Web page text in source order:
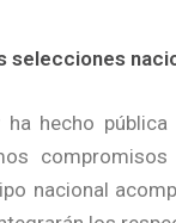
selecciones
ha hecho
nacional